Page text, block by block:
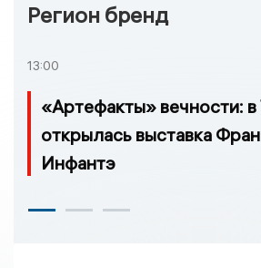
Регион бренд
13:00
«Артефакты» вечности: в
открылась выставка
Инфантэ